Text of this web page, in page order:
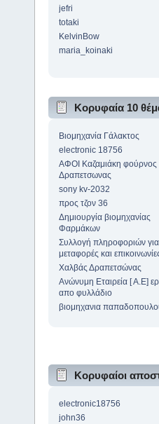
jefri
totaki
KelvinBow
maria_koinaki
Κορυφαία 10
Βιομηχανία Γάλακτος
electronic 18756
ΑΦΟΙ Καζαμιάκη φούρνος
Δραπετσωνας
sony kv-2032
προς τζον 36
Δημιουργία βιομηχανίας
Φαρμάκων
Συλλογή πληροφοριών για
μεταφορές και
Χαλβάς Δραπετσώνας
Ανώνυμη Εταιρεία [ Α.Ε]
απο φυλλάδιο
βιομηχανια
Κορυφαίοι
electronic18756
john36